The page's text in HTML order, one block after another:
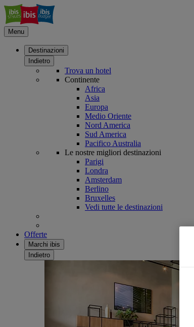
Menu
Destinazioni
Indietro
Trova un hotel
Continente
Africa
Asia
Europa
Medio Oriente
Nord America
Sud America
Pacifico Australia
Le nostre migliori destinazioni
Parigi
Londra
Amsterdam
Berlino
Bruxelles
Vedi tutte le destinazioni
Offerte
Marchi ibis
Indietro